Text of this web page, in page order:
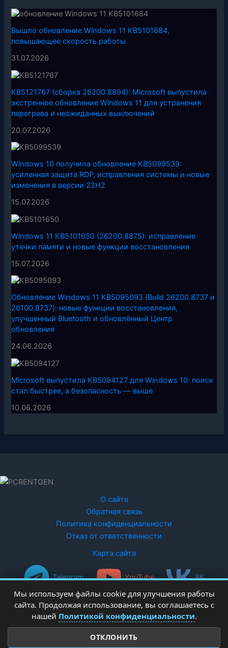
Вышло обновление Windows 11 KB5101684,
повышающее скорость работы
31.07.2026
KB5121767 (сборка 26200.8894): Microsoft выпустила
экстренное обновление Windows 11 для устранения
перегрева и неожиданных выключений
20.07.2026
Windows 10 получила обновление KB5099539:
усиленная защита RDP, исправления системы и новые
изменения в версии 22H2
15.07.2026
Windows 11 KB5101650 (26200.8875): исправление
утечки памяти и новые функции восстановления
15.07.2026
Обновление Windows 11 KB5095093 (Build 26200.8737 и
26100.8737): новые функции восстановления,
улучшенный Bluetooth и обновлённый Центр
обновления
24.06.2026
Microsoft выпустила KB5094127 для Windows 10: поиск
стал быстрее, а безопасность — выше
10.06.2026
О сайте
Обратная связь
Политика конфиденциальности
Отказ от ответственности
Карта сайта
Telegram YouTube ВК
Мы используем файлы cookie для улучшения работы
сайта. Продолжая использование, вы соглашаетесь с
нашей Политикой конфиденциальности.
ОТКЛОНИТЬ